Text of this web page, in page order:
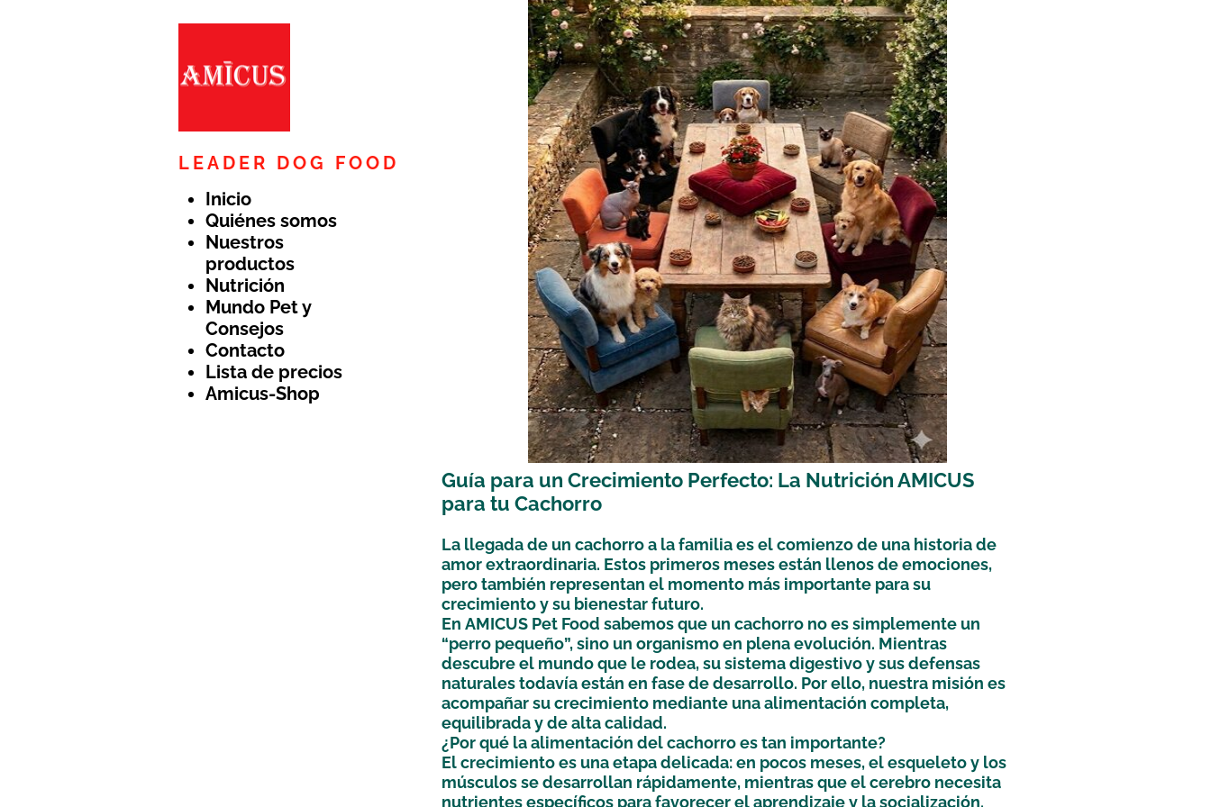
LEADER DOG FOOD
Inicio
Quiénes somos
Nuestros
productos
Nutrición
Mundo Pet y
Consejos
Contacto
Lista de precios
Amicus-Shop
Guía para un Crecimiento Perfecto: La Nutrición AMICUS
para tu Cachorro
La llegada de un cachorro a la familia es el comienzo de una historia de
amor extraordinaria. Estos primeros meses están llenos de emociones,
pero también representan el momento más importante para su
crecimiento y su bienestar futuro.
En AMICUS Pet Food sabemos que un cachorro no es simplemente un
“perro pequeño”, sino un organismo en plena evolución. Mientras
descubre el mundo que le rodea, su sistema digestivo y sus defensas
naturales todavía están en fase de desarrollo. Por ello, nuestra misión es
acompañar su crecimiento mediante una alimentación completa,
equilibrada y de alta calidad.
¿Por qué la alimentación del cachorro es tan importante?
El crecimiento es una etapa delicada: en pocos meses, el esqueleto y los
músculos se desarrollan rápidamente, mientras que el cerebro necesita
nutrientes específicos para favorecer el aprendizaje y la socialización.